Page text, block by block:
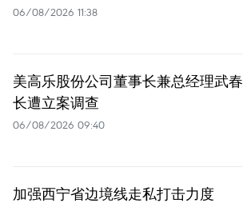
06/08/2026 11:38
美高乐股份公司董事长兼总经理武春
长遭立案调查
06/08/2026 09:40
加强西宁省边境线走私打击力度